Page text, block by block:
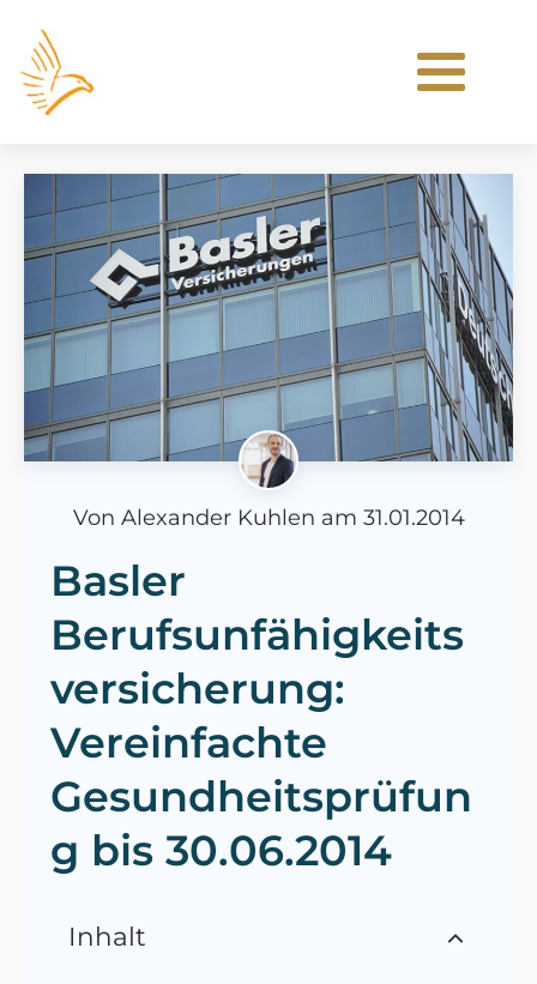
Von Alexander Kuhlen am 31.01.2014
Basler
Berufsunfähigkeits
versicherung:
Vereinfachte
Gesundheitsprüfun
g bis 30.06.2014
Inhalt